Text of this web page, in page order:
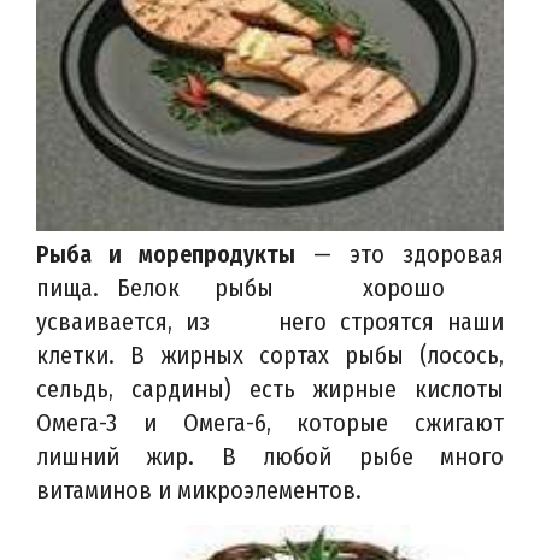
Рыба и морепродукты — это здоровая
пища. Белок рыбы хорошо
усваивается, из него строятся наши
клетки. В жирных сортах рыбы (лосось,
сельдь, сардины) есть жирные кислоты
Омега-3 и Омега-6, которые сжигают
лишний жир. В любой рыбе много
витаминов и микроэлементов.